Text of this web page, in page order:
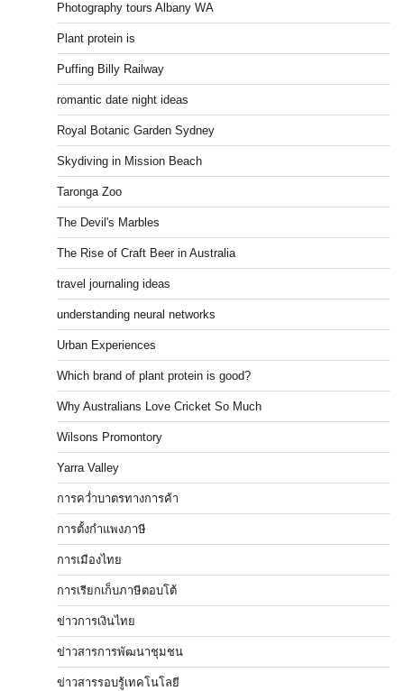
Photography tours Albany WA
Plant protein is
Puffing Billy Railway
romantic date night ideas
Royal Botanic Garden Sydney
Skydiving in Mission Beach
Taronga Zoo
The Devil's Marbles
The Rise of Craft Beer in Australia
travel journaling ideas
understanding neural networks
Urban Experiences
Which brand of plant protein is good?
Why Australians Love Cricket So Much
Wilsons Promontory
Yarra Valley
การคว่ำบาตรทางการค้า
การตั้งกำแพงภาษี
การเมืองไทย
การเรียกเก็บภาษีตอบโต้
ข่าวการเงินไทย
ข่าวสารการพัฒนาชุมชน
ข่าวสารรอบรู้เทคโนโลยี